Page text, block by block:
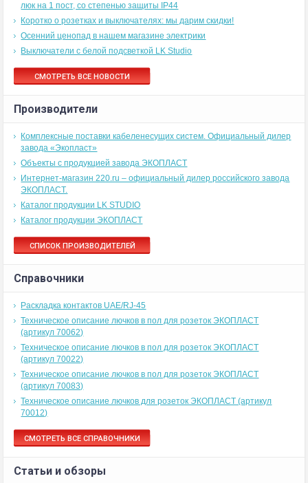
люк на 1 пост, со степенью защиты IP44
Коротко о розетках и выключателях: мы дарим скидки!
Осенний ценопад в нашем магазине электрики
Выключатели с белой подсветкой LK Studio
СМОТРЕТЬ ВСЕ НОВОСТИ
Производители
Комплексные поставки кабеленесущих систем. Официальный дилер
завода «Экопласт»
Объекты с продукцией завода ЭКОПЛАСТ
Интернет-магазин 220.ru – официальный дилер российского завода
ЭКОПЛАСТ.
Каталог продукции LK STUDIO
Каталог продукции ЭКОПЛАСТ
СПИСОК ПРОИЗВОДИТЕЛЕЙ
Справочники
Раскладка контактов UAE/RJ-45
Техническое описание лючков в пол для розеток ЭКОПЛАСТ
(артикул 70062)
Техническое описание лючков в пол для розеток ЭКОПЛАСТ
(артикул 70022)
Техническое описание лючков в пол для розеток ЭКОПЛАСТ
(артикул 70083)
Техническое описание лючков для розеток ЭКОПЛАСТ (артикул
70012)
СМОТРЕТЬ ВСЕ СПРАВОЧНИКИ
Статьи и обзоры